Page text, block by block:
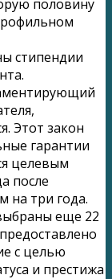
половину
стипендии
Этот закон
гарантии
целевым
после
на три года.
еще 22
с целью
и престижа